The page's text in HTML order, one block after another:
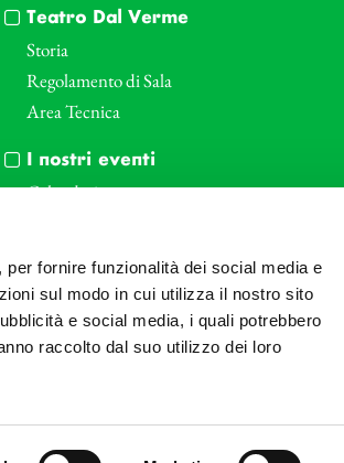
fornire funzionalità dei social media e
sul modo in cui utilizza il nostro sito
e social media, i quali potrebbero
raccolto dal suo utilizzo dei loro
Teatro Dal Verme
Storia
Regolamento di Sala
Area Tecnica
I nostri eventi
Calendario
Biglietteria
Archivio Fotografico